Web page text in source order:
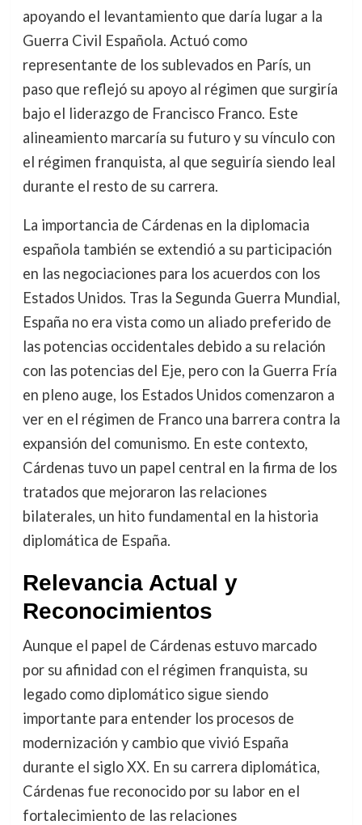
apoyando el levantamiento que daría lugar a la
Guerra Civil Española. Actuó como
representante de los sublevados en París, un
paso que reflejó su apoyo al régimen que surgiría
bajo el liderazgo de Francisco Franco. Este
alineamiento marcaría su futuro y su vínculo con
el régimen franquista, al que seguiría siendo leal
durante el resto de su carrera.
La importancia de Cárdenas en la diplomacia
española también se extendió a su participación
en las negociaciones para los acuerdos con los
Estados Unidos. Tras la Segunda Guerra Mundial,
España no era vista como un aliado preferido de
las potencias occidentales debido a su relación
con las potencias del Eje, pero con la Guerra Fría
en pleno auge, los Estados Unidos comenzaron a
ver en el régimen de Franco una barrera contra la
expansión del comunismo. En este contexto,
Cárdenas tuvo un papel central en la firma de los
tratados que mejoraron las relaciones
bilaterales, un hito fundamental en la historia
diplomática de España.
Relevancia Actual y
Reconocimientos
Aunque el papel de Cárdenas estuvo marcado
por su afinidad con el régimen franquista, su
legado como diplomático sigue siendo
importante para entender los procesos de
modernización y cambio que vivió España
durante el siglo XX. En su carrera diplomática,
Cárdenas fue reconocido por su labor en el
fortalecimiento de las relaciones